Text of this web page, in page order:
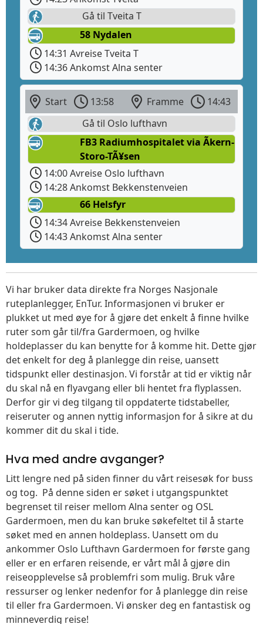
Gå til Tveita T
58 Nydalen
14:31 Avreise Tveita T
14:36 Ankomst Alna senter
Start 13:58 Framme
14:43
Gå til Oslo lufthavn
FB3 Radiumhospitalet via Ãkern-
Storo-TÃ¥sen
14:00 Avreise Oslo lufthavn
14:28 Ankomst Bekkenstenveien
66 Helsfyr
14:34 Avreise Bekkenstenveien
14:43 Ankomst Alna senter
Vi har bruker data direkte fra Norges Nasjonale
ruteplanlegger, EnTur. Informasjonen vi bruker er
plukket ut med øye for å gjøre det enkelt å finne hvilke
ruter som går til/fra Gardermoen, og hvilke
holdeplasser du kan benytte for å komme hit. Dette gjør
det enkelt for deg å planlegge din reise, uansett
tidspunkt eller destinasjon. Vi forstår at tid er viktig når
du skal nå en flyavgang eller bli hentet fra flyplassen.
Derfor gir vi deg tilgang til oppdaterte tidstabeller,
reiseruter og annen nyttig informasjon for å sikre at du
kommer dit du skal i tide.
Hva med andre avganger?
Litt lengre ned på siden finner du vårt reisesøk for buss
og tog. På denne siden er søket i utgangspunktet
begrenset til reiser mellom Alna senter og OSL
Gardermoen, men du kan bruke søkefeltet til å starte
søket med en annen holdeplass. Uansett om du
ankommer Oslo Lufthavn Gardermoen for første gang
eller er en erfaren reisende, er vårt mål å gjøre din
reiseopplevelse så problemfri som mulig. Bruk våre
ressurser og lenker nedenfor for å planlegge din reise
til eller fra Gardermoen. Vi ønsker deg en fantastisk og
minneverdig reise!